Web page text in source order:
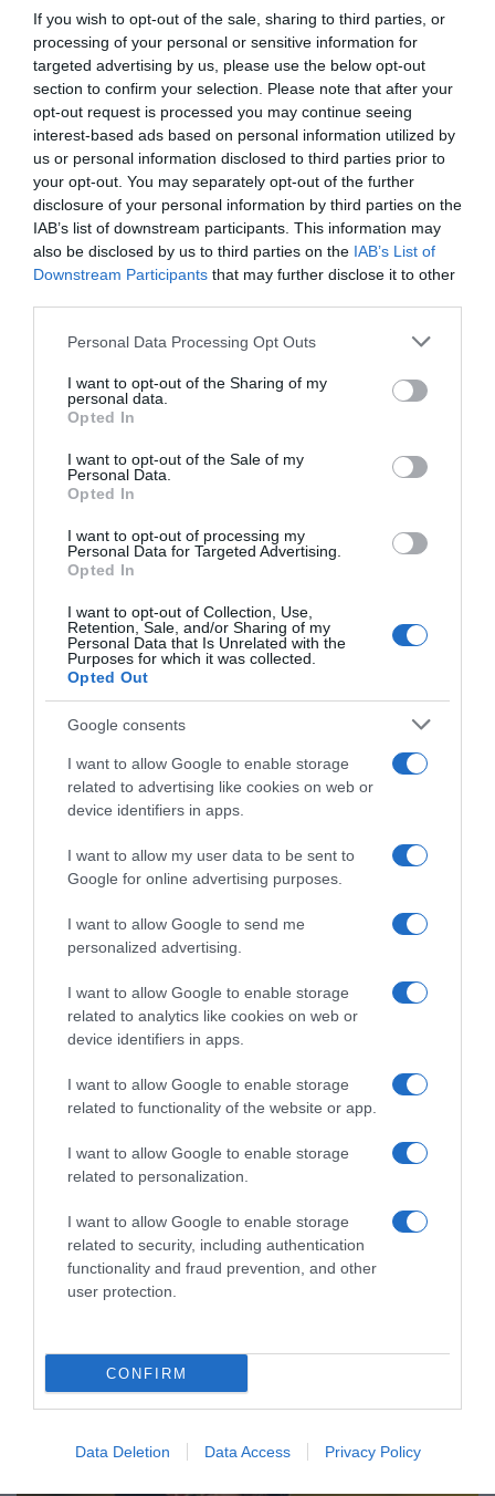
If you wish to opt-out of the sale, sharing to third parties, or
processing of your personal or sensitive information for
targeted advertising by us, please use the below opt-out
section to confirm your selection. Please note that after your
opt-out request is processed you may continue seeing
interest-based ads based on personal information utilized by
us or personal information disclosed to third parties prior to
your opt-out. You may separately opt-out of the further
disclosure of your personal information by third parties on the
IAB’s list of downstream participants. This information may
also be disclosed by us to third parties on the IAB’s List of
Downstream Participants that may further disclose it to other
Please note that this website/app uses one or more Google
not limited to your visit or usage behaviour. You may click to
grant or deny consent to Google and its third-party tags to
use your data for below specified purposes in below Google
consent section.
Personal Data Processing Opt Outs
I want to opt-out of the Sharing of my
personal data.
Opted In
I want to opt-out of the Sale of my
Personal Data.
Opted In
I want to opt-out of processing my
Personal Data for Targeted Advertising.
Opted In
I want to opt-out of Collection, Use,
Retention, Sale, and/or Sharing of my
Personal Data that Is Unrelated with the
Purposes for which it was collected.
Opted Out
Google consents
I want to allow Google to enable storage
related to advertising like cookies on web or
device identifiers in apps.
I want to allow my user data to be sent to
Google for online advertising purposes.
I want to allow Google to send me
personalized advertising.
I want to allow Google to enable storage
related to analytics like cookies on web or
device identifiers in apps.
I want to allow Google to enable storage
related to functionality of the website or app.
I want to allow Google to enable storage
related to personalization.
I want to allow Google to enable storage
related to security, including authentication
functionality and fraud prevention, and other
user protection.
CONFIRM
Data Deletion Data Access Privacy Policy
ΔΙΕΘΝΗ
Αρμενία: Δηλώνει έτοιμη να υπογράψει με το
Αζερμπαϊτζάν ειρηνευτική συμφωνία
Τι αναφέρουν οι δυο πλευρές
ΔΙΕΘΝΗ
Αρμενία: Καταδικάστηκε για αδράνεια των
αρχών της απέναντι σε ομοφοβικά
δημοσιεύματα
Από το Ευρωπαϊκό Δικαστήριο Ανθρωπίνων
Δικαιωμάτων
ΠΟΛΙΤΙΚΗ
Κυριάκος Μητσοτάκης: Συναντήθηκε με τον
πρωθυπουργό της Αρμενίας
25.09.2024 - 23:22